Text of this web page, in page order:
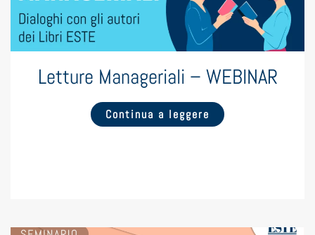
Letture Manageriali – WEBINAR
Continua a leggere